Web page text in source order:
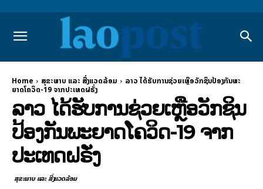
Home ສຸຂະພາບ ແລະ ສີ່ງແວດລ້ອມ
ລາວ ໄດ້ຮັບການຊ່ວຍເຫຼືອວັກຊິນປ້ອງກັນພະ
ຍາດໂຄວິດ-19 ຈາກປະເທດຝຣັ່ງ
ລາວ ໄດ້ຮັບການຊ່ວຍເຫຼືອວັກຊິນ
ປ້ອງກັນພະຍາດໂຄວິດ-19 ຈາກ
ປະເທດຝຣັ່ງ
ສຸຂະພາບ ແລະ ສີ່ງແວດລ້ອມ